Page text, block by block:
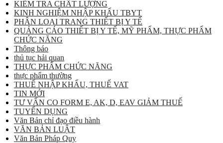
KIỂM TRA CHẤT LƯỢNG
KINH NGHIỆM NHẬP KHẨU TBYT
PHÂN LOẠI TRANG THIẾT BỊ Y TẾ
QUẢNG CÁO THIẾT BỊ Y TẾ, MỸ PHẨM, THỰC PHẨM
CHỨC NĂNG
Thông báo
thủ tục hải quan
THỰC PHẨM CHỨC NĂNG
thực phẩm thường
THUẾ NHẬP KHẨU, THUẾ VAT
TIN MỚI
TƯ VẤN CO FORM E, AK, D, EAV GIẢM THUẾ
TUYỂN DỤNG
Văn Bản chỉ đạo điều hành
VĂN BẢN LUẬT
Văn Bản Pháp Quy